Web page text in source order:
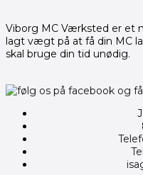
Viborg MC Værksted er et
lagt vægt på at få din MC
skal bruge din tid unødig.